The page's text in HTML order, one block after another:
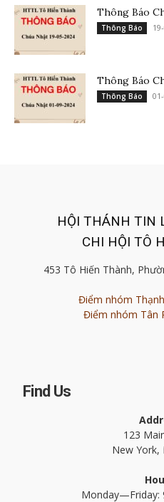
Thông Báo
Thông Báo
Thông Báo
Thông Báo
HỘI THÁNH TIN
CHI HỘI TÔ
453 Tô Hiến Thành,
Điểm nhóm
Điểm nhóm Tân
Find Us
123
New York,
Monday—Friday: